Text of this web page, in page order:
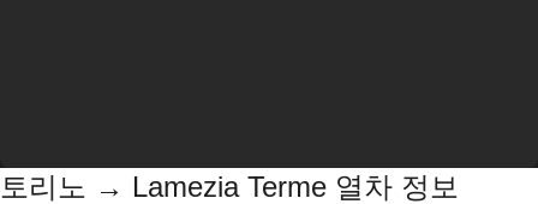
토리노 → Lamezia Terme 열차 정보